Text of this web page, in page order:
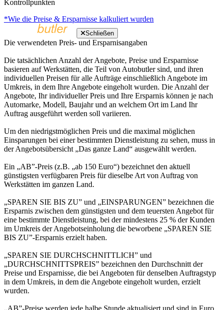
Kontrollpunkten
*Wie die Preise & Ersparnisse kalkuliert wurden
Schließen
Die verwendeten Preis- und Ersparnisangaben
Die tatsächlichen Anzahl der Angebote, Preise und Ersparnisse
basieren auf Werkstätten, die Teil von Autobutler sind, und ihren
individuellen Preisen für alle Aufträge einschließlich Angebote im
Umkreis, in dem Ihre Angebote eingeholt wurden. Die Anzahl der
Angebote, Ihr individueller Preis und Ihre Ersparnis können je nach
Automarke, Modell, Baujahr und an welchem Ort im Land Ihr
Auftrag ausgeführt werden soll variieren.
Um den niedrigstmöglichen Preis und die maximal möglichen
Einsparungen bei einer bestimmten Dienstleistung zu sehen, muss in
der Angebotsübersicht „Das ganze Land“ ausgewählt werden.
Ein „AB”-Preis (z.B. „ab 150 Euro“) bezeichnet den aktuell
günstigsten verfügbaren Preis für dieselbe Art von Auftrag von
Werkstätten im ganzen Land.
„SPAREN SIE BIS ZU” und „EINSPARUNGEN” bezeichnen die
Ersparnis zwischen dem günstigsten und dem teuersten Angebot für
eine bestimmte Dienstleistung, bei der mindestens 25 % der Kunden
im Umkreis der Angebotseinholung die beworbene „SPAREN SIE
BIS ZU”-Ersparnis erzielt haben.
„SPAREN SIE DURCHSCHNITTLICH” und
„DURCHSCHNITTSPREIS” bezeichnen den Durchschnitt der
Preise und Ersparnisse, die bei Angeboten für denselben Auftragstyp
in dem Umkreis, in dem die Angebote eingeholt wurden, erzielt
wurden.
„AB”-Preise werden jede halbe Stunde aktualisiert und sind in Euro